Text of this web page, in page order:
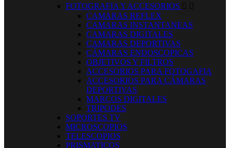
FOTOGRAFIA Y ACCESORIOS  
CAMARAS REFLEX
CAMARAS INSTANTANEAS
CAMARAS DIGITALES
CAMARAS DEPORTIVAS
CÁMARAS ENDOSCOPICAS
OBJETIVOS Y FILTROS
ACCESORIOS PARA FOTOGAFIA
ACCESORIOS PARA CÁMARAS
DEPORTIVAS
MARCOS DIGITALES
TRIPODES
SOPORTES TV
MICROSCOPIOS
TELESCOPIOS
PRISMATICOS